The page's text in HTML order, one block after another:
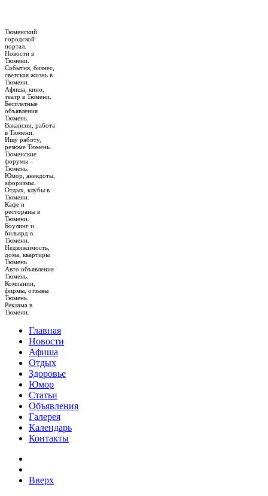
Тюменский
городской
портал.
Новости в
Тюмени.
События, бизнес,
светская жизнь в
Тюмени.
Афиша, кино,
театр в Тюмени.
Бесплатные
объявления
Тюмень.
Вакансии, работа
в Тюмени.
Ищу работу,
резюме Тюмень.
Тюменские
форумы –
Тюмень.
Юмор, анекдоты,
афоризмы.
Отдых, клубы в
Тюмени.
Кафе и
рестораны в
Тюмени.
Боулинг и
бильярд в
Тюмени.
Недвижимость,
дома, квартиры
Тюмень.
Авто объявления
Тюмень.
Компании,
фирмы, отзывы
Тюмень.
Реклама в
Тюмени.
Главная
Новости
Афиша
Отдых
Здоровье
Юмор
Статьи
Объявления
Галерея
Календарь
Контакты
Вверх